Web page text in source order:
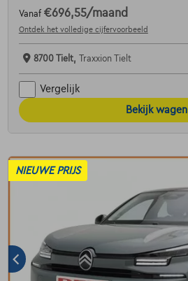
Vanaf €696,55/maand
Ontdek het volledige cijfervoorbeeld
8700 Tielt, Traxxion Tielt
Vergelijk
Bekijk wagen
NIEUWE PRIJS